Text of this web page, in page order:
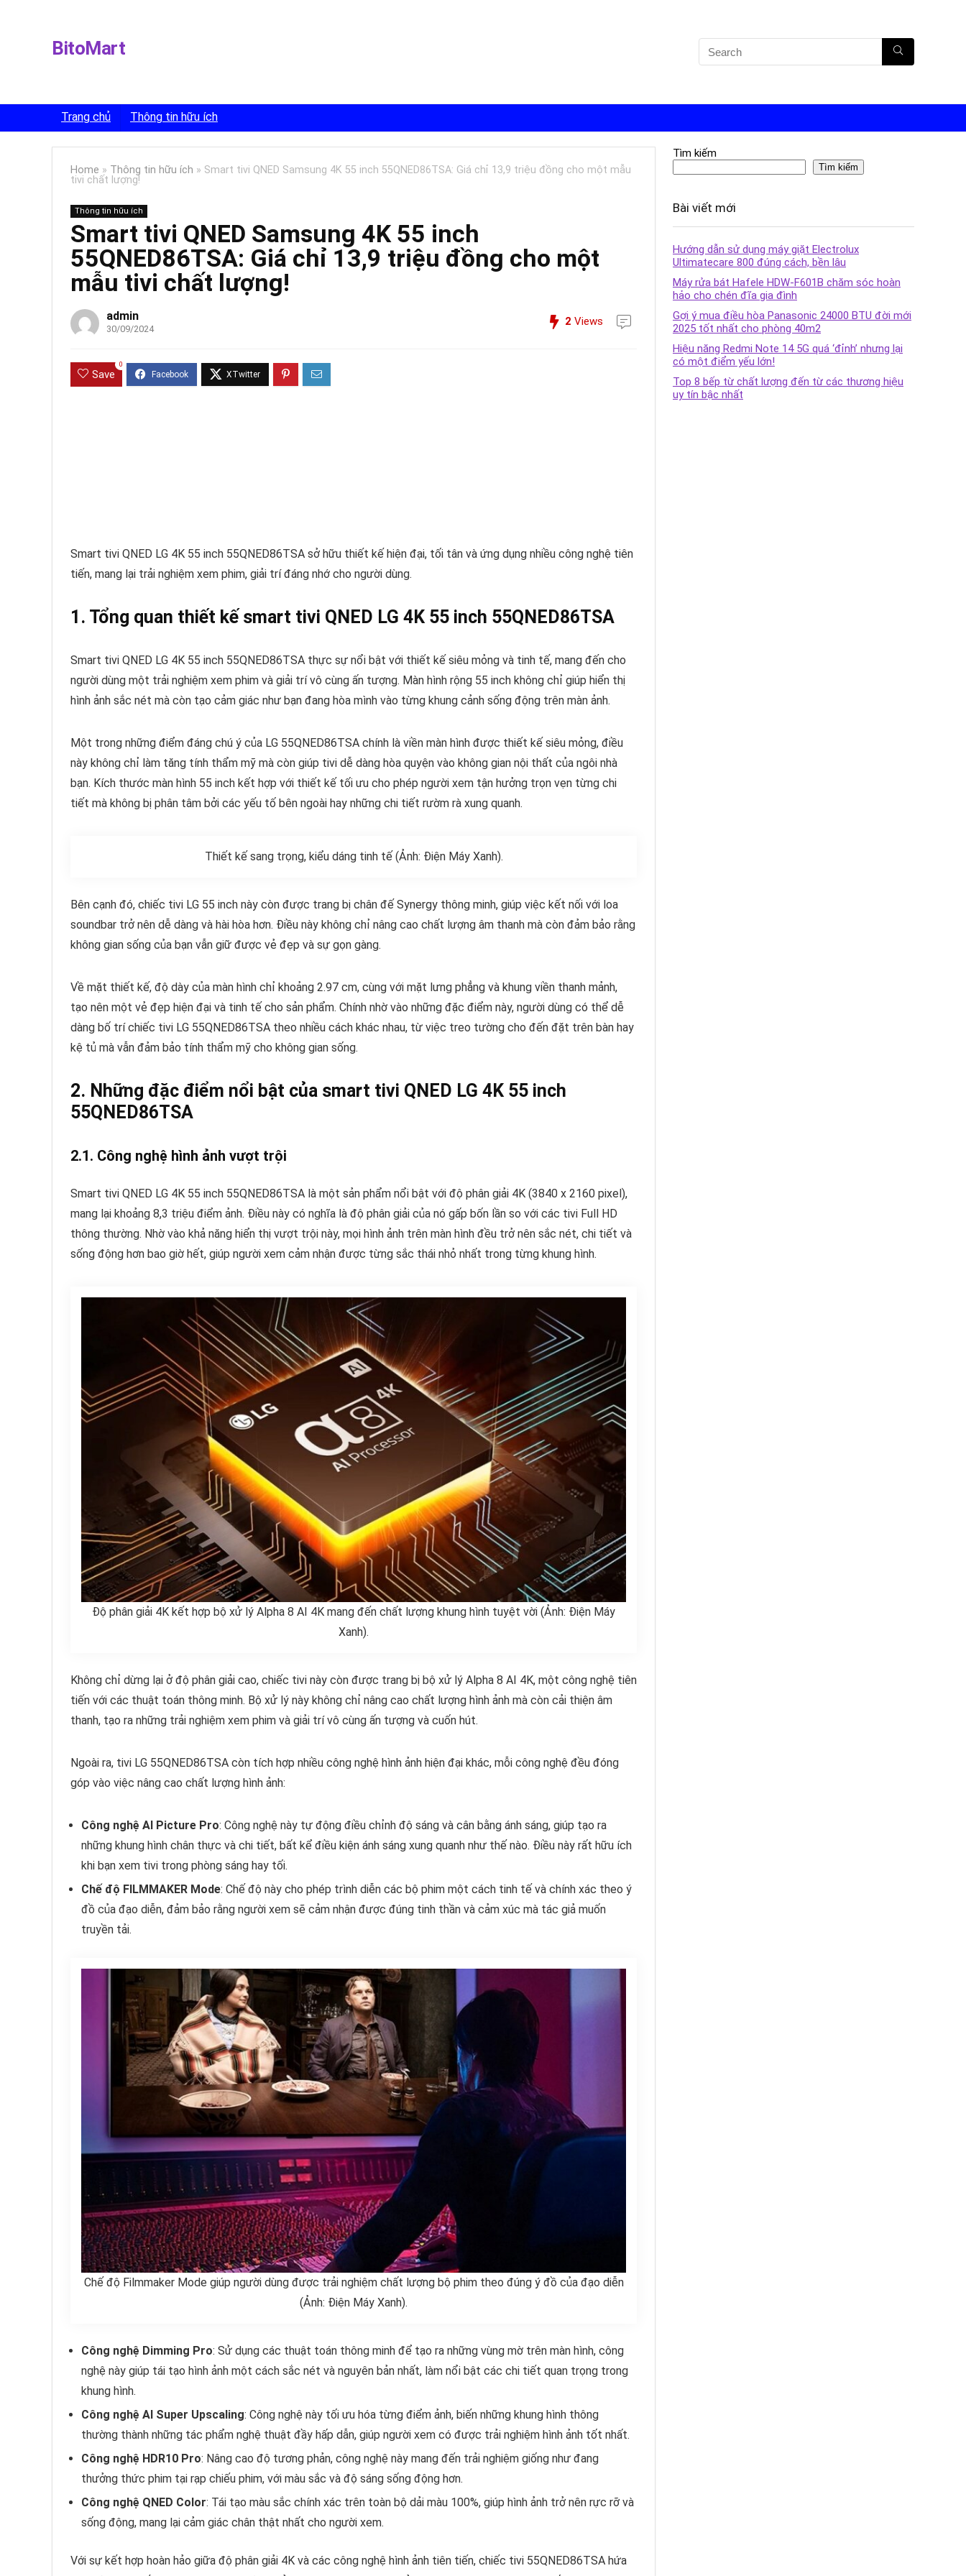
BitoMart
Trang chủ Thông tin hữu ích
Home » Thông tin hữu ích » Smart tivi QNED Samsung 4K 55 inch 55QNED86TSA: Giá chỉ 13,9 triệu đồng cho một mẫu
tivi chất lượng!
Thông tin hữu ích
Smart tivi QNED Samsung 4K 55 inch
55QNED86TSA: Giá chỉ 13,9 triệu đồng cho một
mẫu tivi chất lượng!
admin
30/09/2024
2 Views
Save
0
Smart tivi QNED LG 4K 55 inch 55QNED86TSA sở hữu thiết kế hiện đại, tối tân và ứng dụng nhiều công nghệ tiên
tiến, mang lại trải nghiệm xem phim, giải trí đáng nhớ cho người dùng.
1. Tổng quan thiết kế smart tivi QNED LG 4K 55 inch 55QNED86TSA
Smart tivi QNED LG 4K 55 inch 55QNED86TSA thực sự nổi bật với thiết kế siêu mỏng và tinh tế, mang đến cho
người dùng một trải nghiệm xem phim và giải trí vô cùng ấn tượng. Màn hình rộng 55 inch không chỉ giúp hiển thị
hình ảnh sắc nét mà còn tạo cảm giác như bạn đang hòa mình vào từng khung cảnh sống động trên màn ảnh.
Một trong những điểm đáng chú ý của LG 55QNED86TSA chính là viền màn hình được thiết kế siêu mỏng, điều
này không chỉ làm tăng tính thẩm mỹ mà còn giúp tivi dễ dàng hòa quyện vào không gian nội thất của ngôi nhà
bạn. Kích thước màn hình 55 inch kết hợp với thiết kế tối ưu cho phép người xem tận hưởng trọn vẹn từng chi
tiết mà không bị phân tâm bởi các yếu tố bên ngoài hay những chi tiết rườm rà xung quanh.
Thiết kế sang trọng, kiểu dáng tinh tế (Ảnh: Điện Máy Xanh).
Bên cạnh đó, chiếc tivi LG 55 inch này còn được trang bị chân đế Synergy thông minh, giúp việc kết nối với loa
soundbar trở nên dễ dàng và hài hòa hơn. Điều này không chỉ nâng cao chất lượng âm thanh mà còn đảm bảo rằng
không gian sống của bạn vẫn giữ được vẻ đẹp và sự gọn gàng.
Về mặt thiết kế, độ dày của màn hình chỉ khoảng 2.97 cm, cùng với mặt lưng phẳng và khung viền thanh mảnh,
tạo nên một vẻ đẹp hiện đại và tinh tế cho sản phẩm. Chính nhờ vào những đặc điểm này, người dùng có thể dễ
dàng bố trí chiếc tivi LG 55QNED86TSA theo nhiều cách khác nhau, từ việc treo tường cho đến đặt trên bàn hay
kệ tủ mà vẫn đảm bảo tính thẩm mỹ cho không gian sống.
2. Những đặc điểm nổi bật của smart tivi QNED LG 4K 55 inch
55QNED86TSA
2.1. Công nghệ hình ảnh vượt trội
Smart tivi QNED LG 4K 55 inch 55QNED86TSA là một sản phẩm nổi bật với độ phân giải 4K (3840 x 2160 pixel),
mang lại khoảng 8,3 triệu điểm ảnh. Điều này có nghĩa là độ phân giải của nó gấp bốn lần so với các tivi Full HD
thông thường. Nhờ vào khả năng hiển thị vượt trội này, mọi hình ảnh trên màn hình đều trở nên sắc nét, chi tiết và
sống động hơn bao giờ hết, giúp người xem cảm nhận được từng sắc thái nhỏ nhất trong từng khung hình.
Độ phân giải 4K kết hợp bộ xử lý Alpha 8 AI 4K mang đến chất lượng khung hình tuyệt vời (Ảnh: Điện Máy
Xanh).
Không chỉ dừng lại ở độ phân giải cao, chiếc tivi này còn được trang bị bộ xử lý Alpha 8 AI 4K, một công nghệ tiên
tiến với các thuật toán thông minh. Bộ xử lý này không chỉ nâng cao chất lượng hình ảnh mà còn cải thiện âm
thanh, tạo ra những trải nghiệm xem phim và giải trí vô cùng ấn tượng và cuốn hút.
Ngoài ra, tivi LG 55QNED86TSA còn tích hợp nhiều công nghệ hình ảnh hiện đại khác, mỗi công nghệ đều đóng
góp vào việc nâng cao chất lượng hình ảnh:
Công nghệ AI Picture Pro: Công nghệ này tự động điều chỉnh độ sáng và cân bằng ánh sáng, giúp tạo ra
những khung hình chân thực và chi tiết, bất kể điều kiện ánh sáng xung quanh như thế nào. Điều này rất hữu ích
khi bạn xem tivi trong phòng sáng hay tối.
Chế độ FILMMAKER Mode: Chế độ này cho phép trình diễn các bộ phim một cách tinh tế và chính xác theo ý
đồ của đạo diễn, đảm bảo rằng người xem sẽ cảm nhận được đúng tinh thần và cảm xúc mà tác giả muốn
truyền tải.
Chế độ Filmmaker Mode giúp người dùng được trải nghiệm chất lượng bộ phim theo đúng ý đồ của đạo diễn
(Ảnh: Điện Máy Xanh).
Công nghệ Dimming Pro: Sử dụng các thuật toán thông minh để tạo ra những vùng mờ trên màn hình, công
nghệ này giúp tái tạo hình ảnh một cách sắc nét và nguyên bản nhất, làm nổi bật các chi tiết quan trọng trong
khung hình.
Công nghệ AI Super Upscaling: Công nghệ này tối ưu hóa từng điểm ảnh, biến những khung hình thông
thường thành những tác phẩm nghệ thuật đầy hấp dẫn, giúp người xem có được trải nghiệm hình ảnh tốt nhất.
Công nghệ HDR10 Pro: Nâng cao độ tương phản, công nghệ này mang đến trải nghiệm giống như đang
thưởng thức phim tại rạp chiếu phim, với màu sắc và độ sáng sống động hơn.
Công nghệ QNED Color: Tái tạo màu sắc chính xác trên toàn bộ dải màu 100%, giúp hình ảnh trở nên rực rỡ và
sống động, mang lại cảm giác chân thật nhất cho người xem.
Với sự kết hợp hoàn hảo giữa độ phân giải 4K và các công nghệ hình ảnh tiên tiến, chiếc tivi 55QNED86TSA hứa
Tìm kiếm
Tìm kiếm
Bài viết mới
Hướng dẫn sử dụng máy giặt Electrolux
Ultimatecare 800 đúng cách, bền lâu
Máy rửa bát Hafele HDW-F601B chăm sóc hoàn
hảo cho chén đĩa gia đình
Gợi ý mua điều hòa Panasonic 24000 BTU đời mới
2025 tốt nhất cho phòng 40m2
Hiệu năng Redmi Note 14 5G quá ‘đỉnh’ nhưng lại
có một điểm yếu lớn!
Top 8 bếp từ chất lượng đến từ các thương hiệu
uy tín bậc nhất